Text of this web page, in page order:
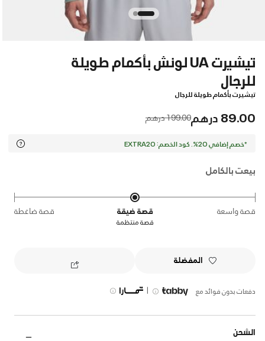
تيشيرت UA لونش بأكمام طويلة
للرجال
تيشيرت بأكمام طويلة للرجال
89.00 درهم Price reduced from
199.00 درهم to
*خصم إضافي 20%. كود الخصم: EXTRA20
بيعت بالكامل
قصة واسعة قصة ضيقة قصة ضاغطة
قصة منتظمة
المفضلة
دفعات بدون فوائد مع |
الشحن